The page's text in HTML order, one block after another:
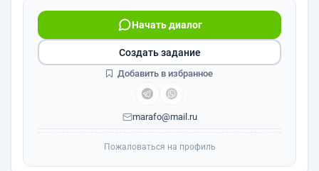
Начать диалог
marafo@mail.ru
Создать задание
Добавить в избранное
Пожаловаться на профиль